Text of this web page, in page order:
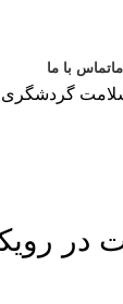
تماس با ما
گردشگری
در